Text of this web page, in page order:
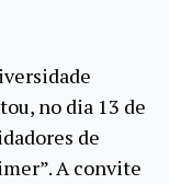
no dia 13 de
de
A convite